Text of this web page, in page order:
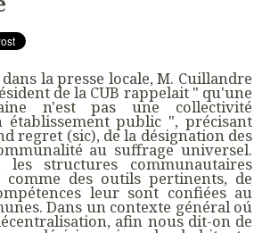
la presse locale, M. Cuillandre
de la CUB rappelait " qu'une
n'est pas une collectivité
public ", précisant
regret (sic), de la désignation des
au suffrage universel.
structures communautaires
des outils pertinents, de
leur sont confiées au
Dans un contexte général oú
afin nous dit-on de